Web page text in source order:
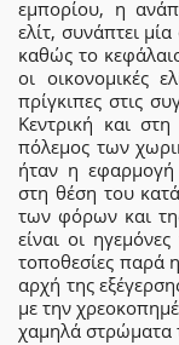
εμπορίου, η
ελίτ, συνάπτει
καθώς το
οι οικονομικές
πρίγκιπες στις
Κεντρική και
πόλεμος των
ήταν η εφαρμογή
στη θέση του
των φόρων και
είναι οι
τοποθεσίες παρά
αρχή της
με την
χαμηλά στρώματα